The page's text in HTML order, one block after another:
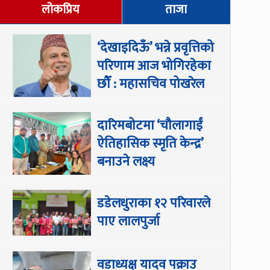
लोकप्रिय ताजा
‘देखाइदिऊँ’ भन्ने प्रवृत्तिको
परिणाम आज भोगिरहेका
छौँ : महासचिव पोखरेल
दारिमबोटमा ‘चौलागाईं
ऐतिहासिक स्मृति केन्द्र’
बनाउने लक्ष्य
डडेलधुराका १२ परिवारले
पाए लालपुर्जा
वडाध्यक्ष यादव पक्राउ